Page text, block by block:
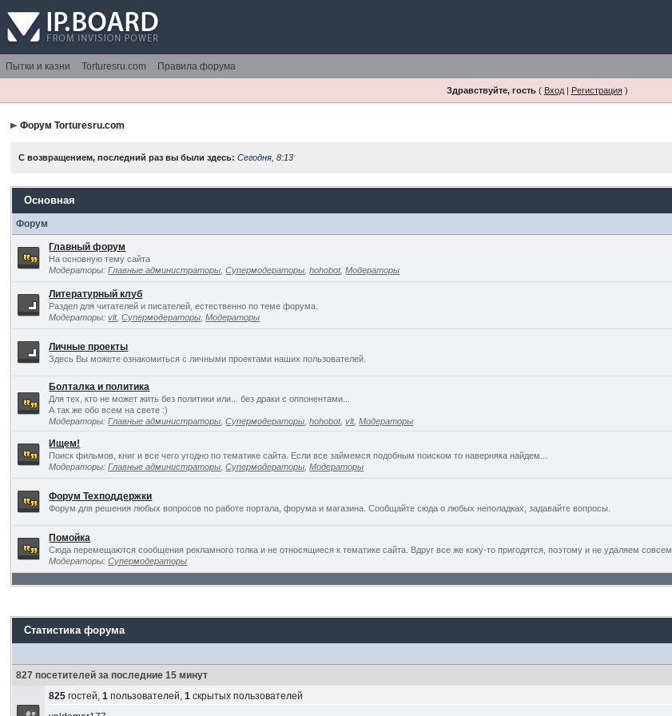
Пытки и казни Torturesru.com Правила форума
Здравствуйте, гость( Вход| Регистрация)
Форум Torturesru.com
С возвращением, последний раз вы были здесь:Сегодня, 8:13
Основная
Форум
Главный форум
На основную тему сайта
Модераторы:Главные администраторы ,Супермодераторы ,hohobot,Модераторы
Литературный клуб
Раздел для читателей и писателей, естественно по теме форума.
Модераторы:vlt,Супермодераторы ,Модераторы
Личные проекты
Здесь Вы можете ознакомиться с личными проектами наших пользователей.
Болталка и политика
Для тех, кто не может жить без политики или... без драки с оппонентами...
А так же обо всем на свете :)
Модераторы:Главные администраторы ,Супермодераторы ,hohobot,vlt,Модераторы
Ищем!
Поиск фильмов, книг и все чего угодно по тематике сайта. Если все займемся подобным поиском то наверняка найдем...
Модераторы:Главные администраторы ,Супермодераторы ,Модераторы
Форум Техподдержки
Форум для решения любых вопросов по работе портала, форума и магазина. Сообщайте сюда о любых неполадках, задавайте вопросы.
Помойка
Сюда перемещаются сообщения рекламного толка и не относящиеся к тематике сайта. Вдруг все же коку-то пригодятся, поэтому и не удаляем совсем.
Модераторы:Супермодераторы
Статистика форума
827 посетителей за последние 15 минут
825 гостей,1 пользователей,1 скрытых пользователей